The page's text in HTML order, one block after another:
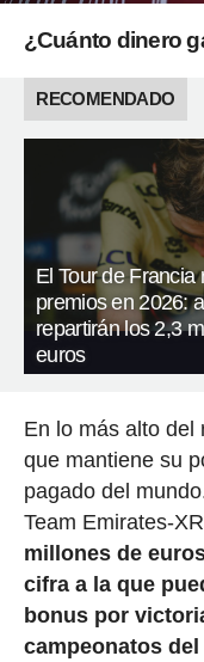
¿Cuánto dinero
RECOMENDADO
El Tour de Francia
premios en 2026:
repartirán los 2,3
euros
En lo más alto del
que mantiene su
pagado del
Team Emirates-
millones de
cifra a la que
bonus por
campeonatos